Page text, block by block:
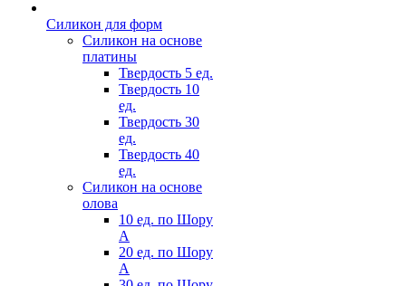
Силикон для форм
Силикон на основе
платины
Твердость 5 ед.
Твердость 10
ед.
Твердость 30
ед.
Твердость 40
ед.
Силикон на основе
олова
10 ед. по Шору
А
20 ед. по Шору
А